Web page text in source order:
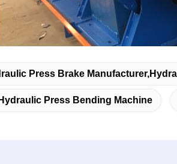
Press Brake
Hydraulic Press Bending Machine